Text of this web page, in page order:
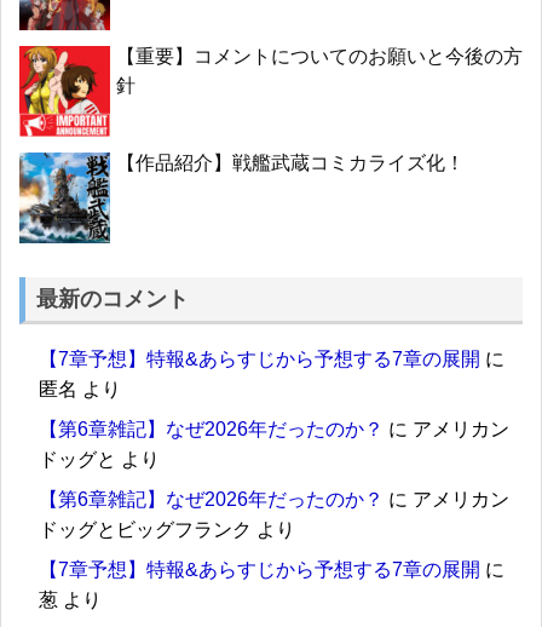
【重要】コメントについてのお願いと今後の方
針
【作品紹介】戦艦武蔵コミカライズ化！
最新のコメント
【7章予想】特報&あらすじから予想する7章の展開 に
匿名 より
【第6章雑記】なぜ2026年だったのか？ に アメリカン
ドッグと より
【第6章雑記】なぜ2026年だったのか？ に アメリカン
ドッグとビッグフランク より
【7章予想】特報&あらすじから予想する7章の展開 に
葱 より